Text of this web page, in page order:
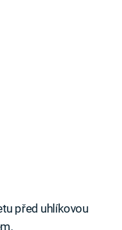
před uhlíkovou